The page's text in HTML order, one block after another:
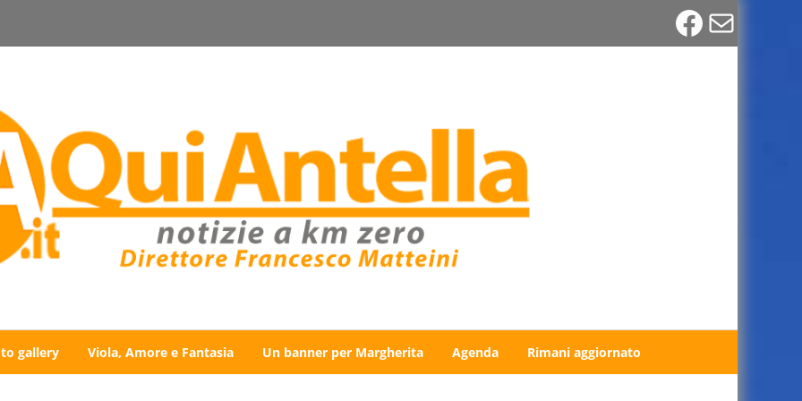
Email
gallery Viola, Amore e Fantasia Un banner per Margherita Agenda Rimani aggiornato